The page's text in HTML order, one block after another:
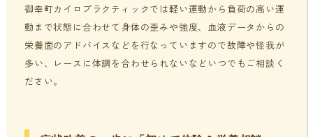
御幸町カイロプラクティックでは軽い運動から負荷の高い運
動まで状態に合わせて身体の歪みや強度、血液データからの
栄養面のアドバイスなどを行なっていますので故障や怪我が
多い、レースに体調を合わせられないなどいつでもご相談く
ださい。